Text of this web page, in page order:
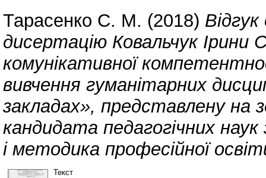
Тарасенко С. М. (2018)
дисертацію Ковальчук Ірини
комунікативної
вивчення гуманітарних
закладах», представлену на
кандидата педагогічних
і методика професійної
Текст